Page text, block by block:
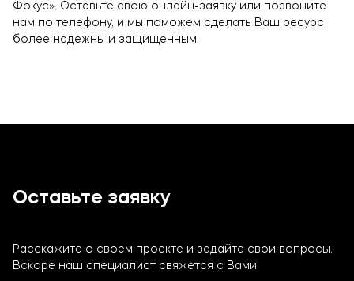
Фокус». Оставьте свою онлайн-заявку или позвоните
нам по телефону, и мы поможем сделать Ваш ресурс
более надежны и защищенным.
Оставьте заявку
Расскажите о своем проекте и задайте свои вопросы.
Вскоре наш специалист свяжется с Вами!